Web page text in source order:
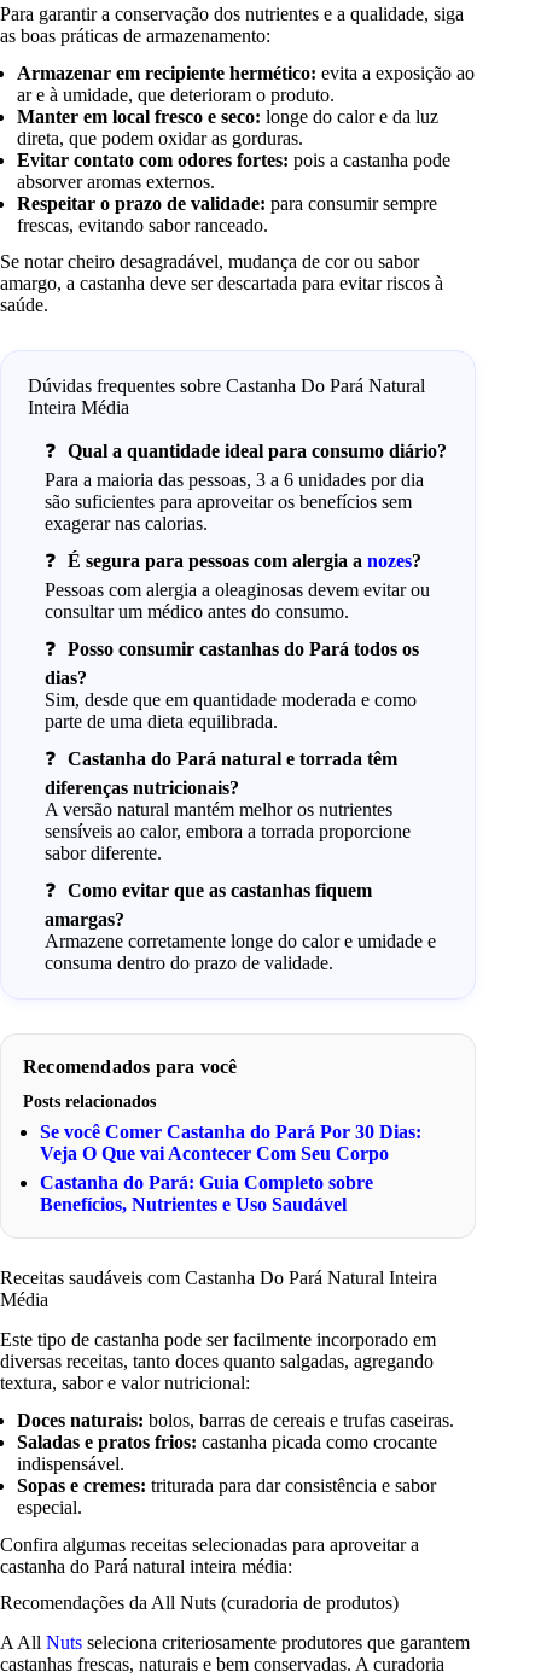
Para garantir a conservação dos nutrientes e a qualidade, siga
as boas práticas de armazenamento:
Armazenar em recipiente hermético: evita a exposição ao
ar e à umidade, que deterioram o produto.
Manter em local fresco e seco: longe do calor e da luz
direta, que podem oxidar as gorduras.
Evitar contato com odores fortes: pois a castanha pode
absorver aromas externos.
Respeitar o prazo de validade: para consumir sempre
frescas, evitando sabor ranceado.
Se notar cheiro desagradável, mudança de cor ou sabor
amargo, a castanha deve ser descartada para evitar riscos à
saúde.
Dúvidas frequentes sobre Castanha Do Pará Natural
Inteira Média
Qual a quantidade ideal para consumo diário?
Para a maioria das pessoas, 3 a 6 unidades por dia
são suficientes para aproveitar os benefícios sem
exagerar nas calorias.
É segura para pessoas com alergia anozes?
Pessoas com alergia a oleaginosas devem evitar ou
consultar um médico antes do consumo.
Posso consumir castanhas do Pará todos os
dias?
Sim, desde que em quantidade moderada e como
parte de uma dieta equilibrada.
Castanha do Pará natural e torrada têm
diferenças nutricionais?
A versão natural mantém melhor os nutrientes
sensíveis ao calor, embora a torrada proporcione
sabor diferente.
Como evitar que as castanhas fiquem
amargas?
Armazene corretamente longe do calor e umidade e
consuma dentro do prazo de validade.
Recomendados para você
Posts relacionados
Se você Comer Castanha do Pará Por 30 Dias:
Veja O Que vai Acontecer Com Seu Corpo
Castanha do Pará: Guia Completo sobre
Benefícios, Nutrientes e Uso Saudável
Receitas saudáveis com Castanha Do Pará Natural Inteira
Média
Este tipo de castanha pode ser facilmente incorporado em
diversas receitas, tanto doces quanto salgadas, agregando
textura, sabor e valor nutricional:
Doces naturais: bolos, barras de cereais e trufas caseiras.
Saladas e pratos frios: castanha picada como crocante
indispensável.
Sopas e cremes: triturada para dar consistência e sabor
especial.
Confira algumas receitas selecionadas para aproveitar a
castanha do Pará natural inteira média:
Recomendações da All Nuts (curadoria de produtos)
A All Nuts seleciona criteriosamente produtores que garantem
castanhas frescas, naturais e bem conservadas. A curadoria